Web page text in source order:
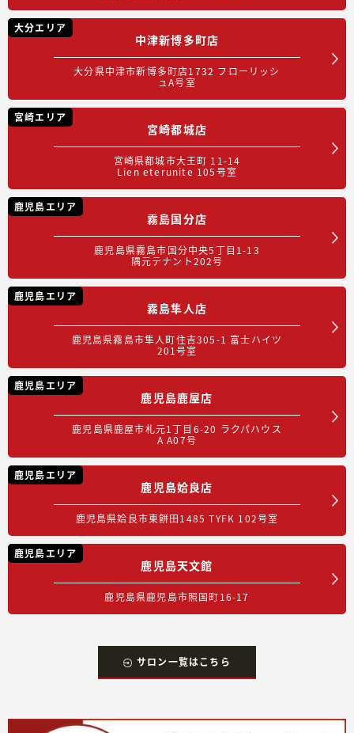
大分エリア
中津新博多町店
大分県中津市新博多町店1732 フローリッシ
ュA号室
宮崎エリア
宮崎都城店
宮崎県都城市大王町 11-14
Lien eterunite 105号室
鹿児島エリア
霧島国分店
鹿児島県霧島市国分中央5丁目1-13
隅元テナント202号
鹿児島エリア
霧島隼人店
鹿児島県霧島市隼人町住吉305-1 富士ハイツ
201号室
鹿児島エリア
鹿児島鹿屋店
鹿児島県鹿屋市札元1丁目6-20 ラクパハウス
A A07号
鹿児島エリア
鹿児島姶良店
鹿児島県姶良市東餅田1485 TYFK 102号室
鹿児島エリア
鹿児島天文館
鹿児島県鹿児島市照国町16-17
サロン一覧はこちら